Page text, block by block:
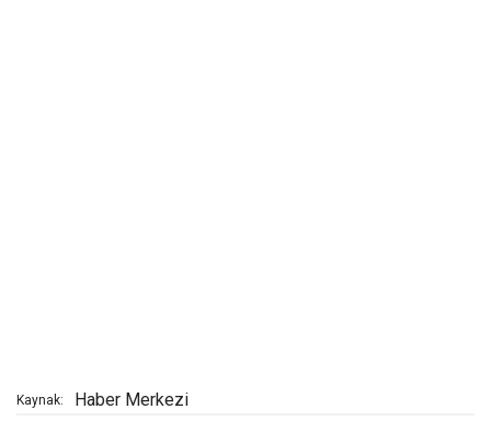
Kaynak: Haber Merkezi